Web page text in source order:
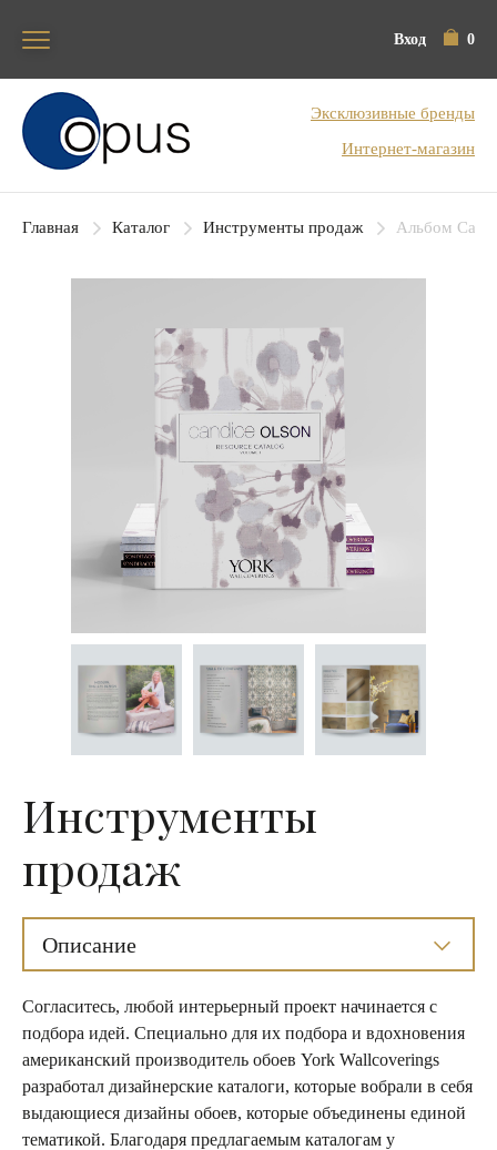
Вход 0
Блок поиска
Эксклюзивные бренды
Интернет-магазин
Главная Каталог Инструменты продаж Альбом
Инструменты
продаж
Описание
Согласитесь, любой интерьерный проект начинается с
подбора идей. Специально для их подбора и вдохновения
американский производитель обоев York Wallcoverings
разработал дизайнерские каталоги, которые вобрали в себя
выдающиеся дизайны обоев, которые объединены единой
тематикой. Благодаря предлагаемым каталогам у